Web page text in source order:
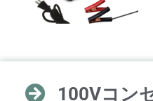
100Vコン